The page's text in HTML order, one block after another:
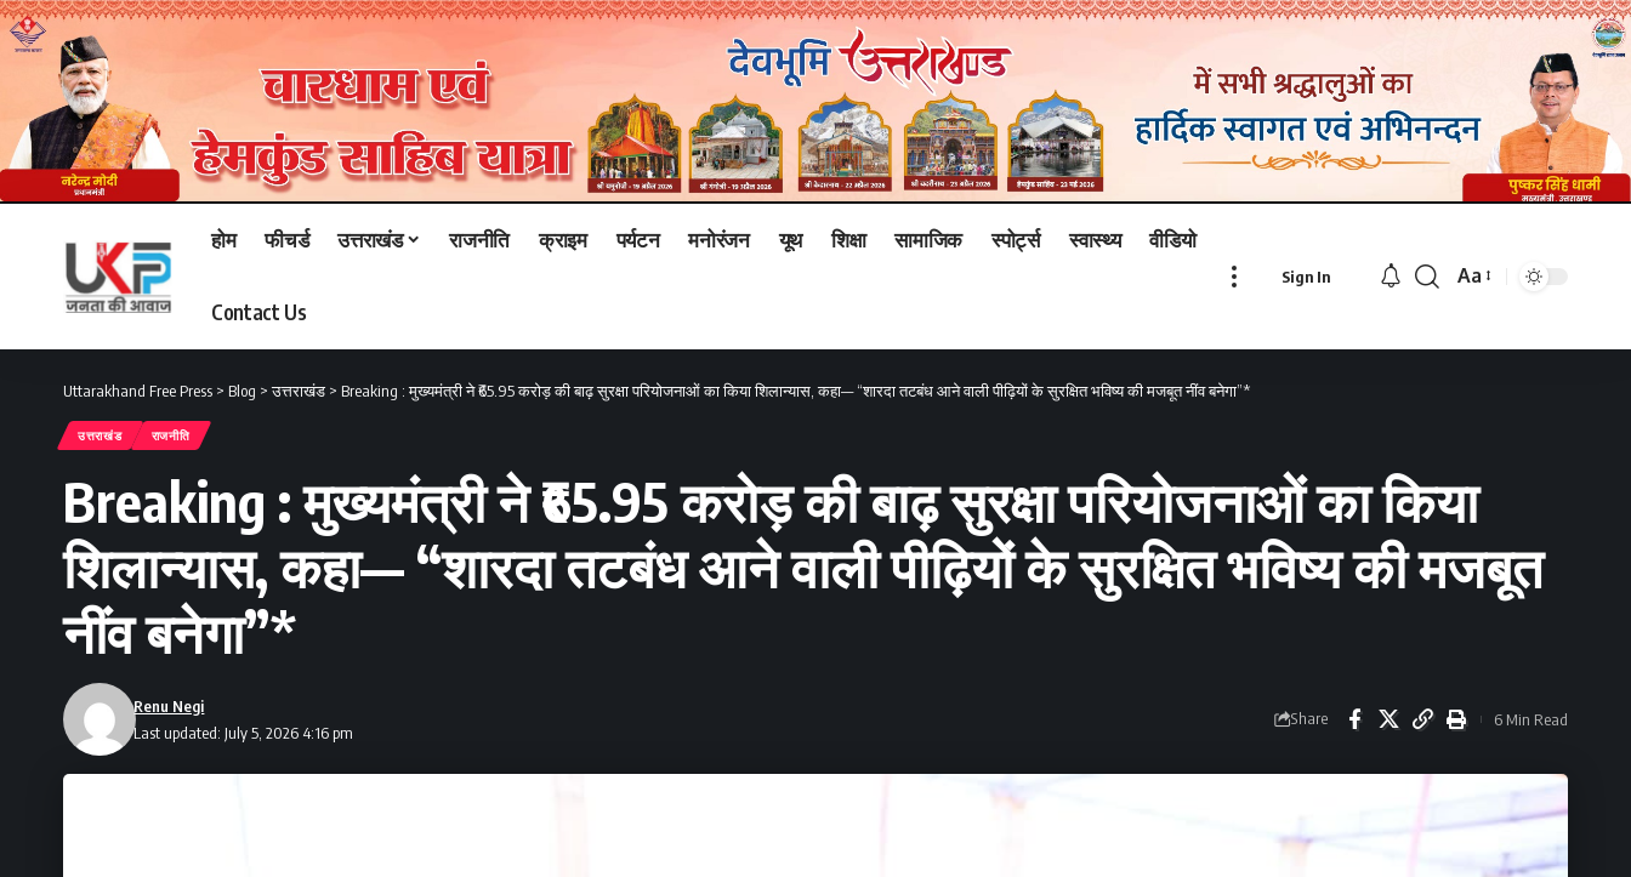
होम फीचर्ड उत्तराखंड राजनीति क्राइम पर्यटन मनोरंजन यूथ शिक्षा सामाजिक स्पोर्ट्स स्वास्थ्य वीडियो
Contact Us
Sign In
Font
Aa
Uttarakhand Free Press > Blog >उत्तराखंड > Breaking : मुख्यमंत्री ने ₹65.95 करोड़ की बाढ़ सुरक्षा परियोजनाओं का किया शिलान्यास, कहा— “शारदा तटबंध आने वाली पीढ़ियों के सुरक्षित भविष्य की मजबूत नींव बनेगा”*
उत्तराखंड राजनीति
Breaking : मुख्यमंत्री ने ₹65.95 करोड़ की बाढ़ सुरक्षा परियोजनाओं का किया
शिलान्यास, कहा— “शारदा तटबंध आने वाली पीढ़ियों के सुरक्षित भविष्य की मजबूत
नींव बनेगा”*
Last updated: July 5, 2026 4:16 pm
Renu Negi
Share 6 Min Read